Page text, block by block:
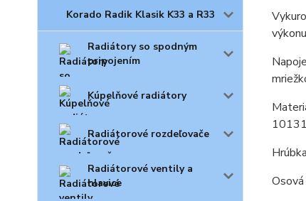
Korado Radik Klasik K33 a R33
Radiátory so spodným
pripojením
Kúpelňové radiátory
Radiátorové rozdeľovače
Radiátorové ventily a
hlavice